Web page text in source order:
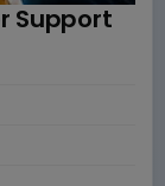
Support